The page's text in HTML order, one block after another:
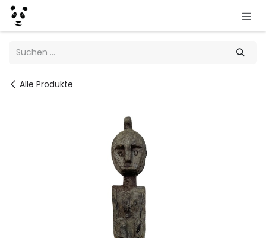
Zum Inhalt springen
Alle Produkte